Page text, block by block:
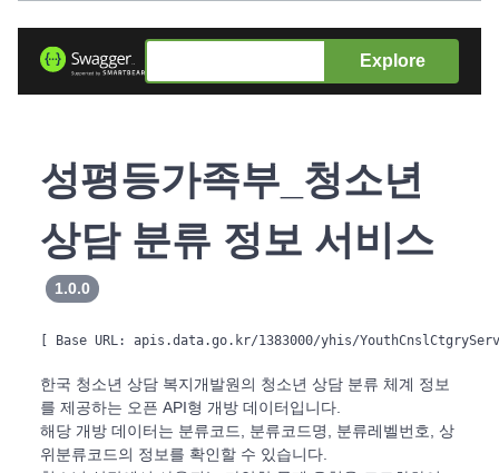
Explore
성평등가족부_청소년
상담 분류 정보 서비스
1.0.0
[ Base URL: apis.data.go.kr/1383000/yhis/
한국 청소년 상담 복지개발원의 청소년 상담 분류 체계 정보
를 제공하는 오픈 API형 개방 데이터입니다.
해당 개방 데이터는 분류코드, 분류코드명, 분류레벨번호, 상
위분류코드의 정보를 확인할 수 있습니다.